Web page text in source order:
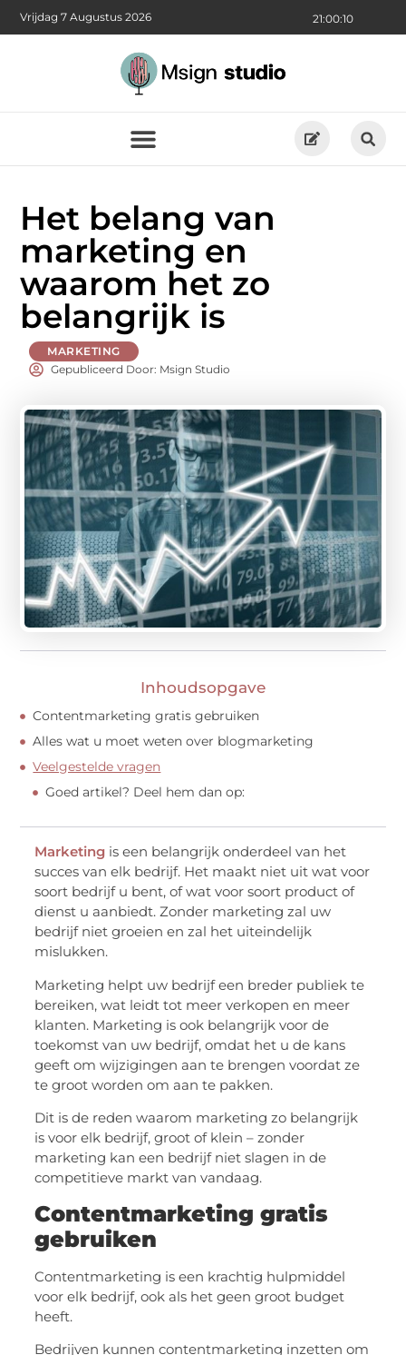
21:00:12
Vrijdag 7 Augustus 2026
Het belang van
marketing en
waarom het zo
belangrijk is
MARKETING
Gepubliceerd Door: Msign Studio
Inhoudsopgave
Contentmarketing gratis gebruiken
Alles wat u moet weten over blogmarketing
Veelgestelde vragen
Goed artikel? Deel hem dan op:
Marketing is een belangrijk onderdeel van het
succes van elk bedrijf. Het maakt niet uit wat voor
soort bedrijf u bent, of wat voor soort product of
dienst u aanbiedt. Zonder marketing zal uw
bedrijf niet groeien en zal het uiteindelijk
mislukken.
Marketing helpt uw bedrijf een breder publiek te
bereiken, wat leidt tot meer verkopen en meer
klanten. Marketing is ook belangrijk voor de
toekomst van uw bedrijf, omdat het u de kans
geeft om wijzigingen aan te brengen voordat ze
te groot worden om aan te pakken.
Dit is de reden waarom marketing zo belangrijk
is voor elk bedrijf, groot of klein – zonder
marketing kan een bedrijf niet slagen in de
competitieve markt van vandaag.
Contentmarketing gratis
gebruiken
Contentmarketing is een krachtig hulpmiddel
voor elk bedrijf, ook als het geen groot budget
heeft.
Bedrijven kunnen contentmarketing inzetten om